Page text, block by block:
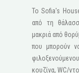
Το Sofia's
από τη
μακριά από
που μπορούν
κουζίνα, WC/